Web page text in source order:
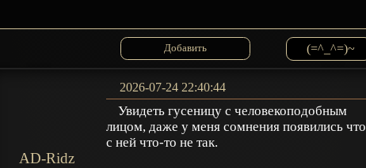
(=^_^=)~
AD-Ridz
2026-07-24 22:40:44
Увидеть гусеницу с человекоподобным
лицом, даже у меня сомнения появились что
с ней что-то не так.